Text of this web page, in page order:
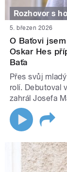
Rozhovor s
5. březen 2026
O Baťovi
Oskar Hes
Baťa
Přes svůj
rolí. Debutoval
zahrál Josefa